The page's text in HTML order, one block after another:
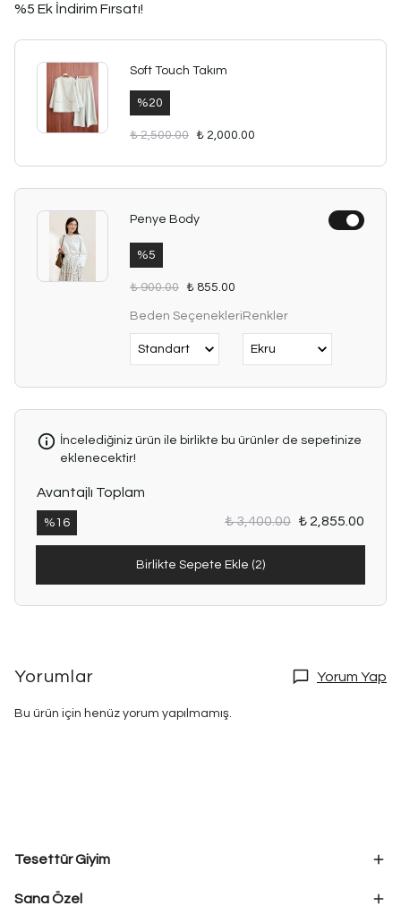
%5 Ek İndirim Fırsatı!
Soft Touch Takım
%20
₺ 2,500.00 ₺ 2,000.00
Penye Body
%5
₺ 900.00 ₺ 855.00
Beden SeçenekleriRenkler
İncelediğiniz ürün ile birlikte bu ürünler de sepetinize
eklenecektir!
Avantajlı Toplam
% 16 ₺ 3,400.00 ₺ 2,855.00
Birlikte Sepete Ekle (2)
Yorumlar Yorum Yap
Bu ürün için henüz yorum yapılmamış.
Tesettür Giyim
Sana Özel